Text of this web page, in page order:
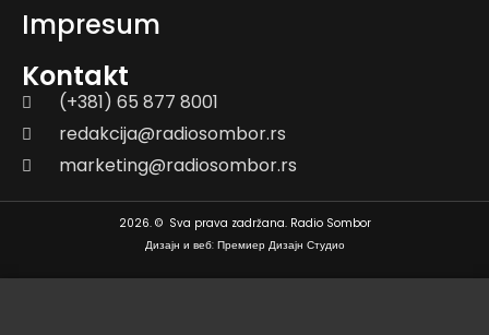
Impresum
Kontakt
(+381) 65 877 8001
redakcija@radiosombor.rs
marketing@radiosombor.rs
2026. © Sva prava zadržana. Radio Sombor
Дизајн и веб: Премиер Дизајн Студио